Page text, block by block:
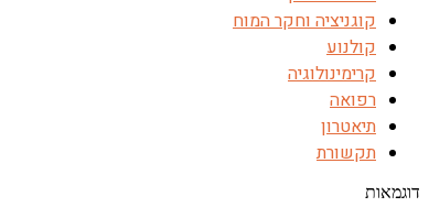
קוגניציה וחקר המוח
קולנוע
קרימינולוגיה
רפואה
תיאטרון
תקשורת
דוגמאות